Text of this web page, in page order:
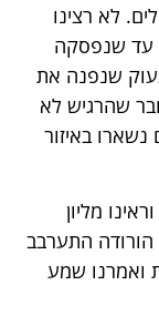
לא רצינו
עד שנפסקה
שנפנה את
שהרגיש לא
נשארו באיזור
מליון
התערבב
ואמרנו שמע